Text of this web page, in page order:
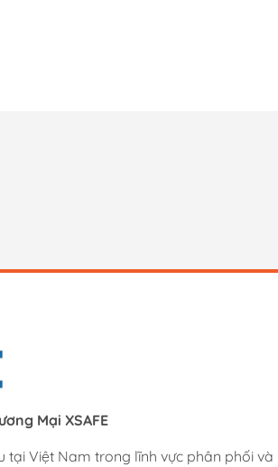
Mại XSAFE
tại Việt Nam trong lĩnh vực phân phối và